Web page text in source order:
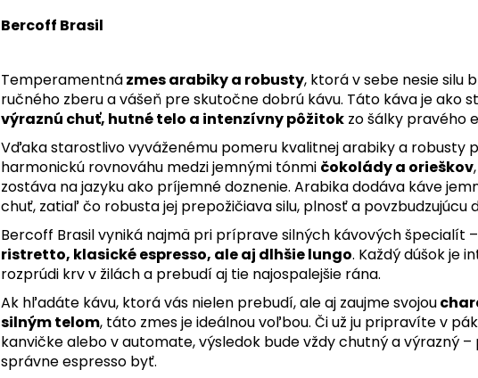
Bercoff Brasil
Temperamentnázmes arabiky a robusty, ktorá v sebe nesie silu
ručného zberu a vášeň pre skutočne dobrú kávu. Táto káva je ako
výraznú chuť, hutné telo a intenzívny pôžitok zo šálky pravého
Vďaka starostlivo vyváženému pomeru kvalitnej arabiky a robusty
harmonickú rovnováhu medzi jemnými tónmi čokolády a orieškov
zostáva na jazyku ako príjemné doznenie. Arabika dodáva káve
chuť, zatiaľ čo robusta jej prepožičiava silu, plnosť a povzbudzujúcu
Bercoff Brasil vyniká najmä pri príprave silných kávových špecialít
ristretto, klasické espresso, ale aj dlhšie lungo. Každý dúšok je
rozprúdi krv v žilách a prebudí aj tie najospalejšie rána.
Ak hľadáte kávu, ktorá vás nielen prebudí, ale aj zaujme svojou
silným telom, táto zmes je ideálnou voľbou. Či už ju pripravíte v
kanvičke alebo v automate, výsledok bude vždy chutný a výrazný
správne espresso byť.